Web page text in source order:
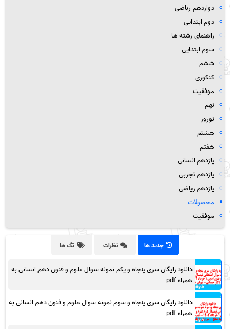
دوازدهم رباضی
دوم ابتدایی
راهنمای رشته ها
سوم ابتدایی
ششم
کنکوری
موفقیت
نهم
نوروز
هشتم
هفتم
یازدهم انسانی
یازدهم تجربی
یازدهم ریاضی
محصولات
موفقیت
جدید ها نظرات تگ ها
دانلود رایگان سری پنجاه و یکم نمونه سوال علوم و فنون دهم انسانی به
همراه pdf
دانلود رایگان سری پنجاه و سوم نمونه سوال علوم و فنون دهم انسانی به
همراه pdf